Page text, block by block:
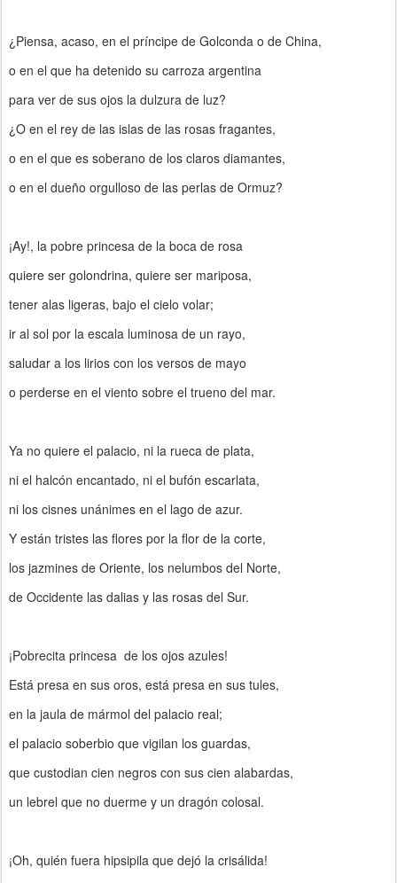
¿Piensa, acaso, en el príncipe de Golconda o de China,
o en el que ha detenido su carroza argentina
para ver de sus ojos la dulzura de luz?
¿O en el rey de las islas de las rosas fragantes,
o en el que es soberano de los claros diamantes,
o en el dueño orgulloso de las perlas de Ormuz?
¡Ay!, la pobre princesa de la boca de rosa
quiere ser golondrina, quiere ser mariposa,
tener alas ligeras, bajo el cielo volar;
ir al sol por la escala luminosa de un rayo,
saludar a los lirios con los versos de mayo
o perderse en el viento sobre el trueno del mar.
Ya no quiere el palacio, ni la rueca de plata,
ni el halcón encantado, ni el bufón escarlata,
ni los cisnes unánimes en el lago de azur.
Y están tristes las flores por la flor de la corte,
los jazmines de Oriente, los nelumbos del Norte,
de Occidente las dalias y las rosas del Sur.
¡Pobrecita princesa de los ojos azules!
Está presa en sus oros, está presa en sus tules,
en la jaula de mármol del palacio real;
el palacio soberbio que vigilan los guardas,
que custodian cien negros con sus cien alabardas,
un lebrel que no duerme y un dragón colosal.
¡Oh, quién fuera hipsipila que dejó la crisálida!